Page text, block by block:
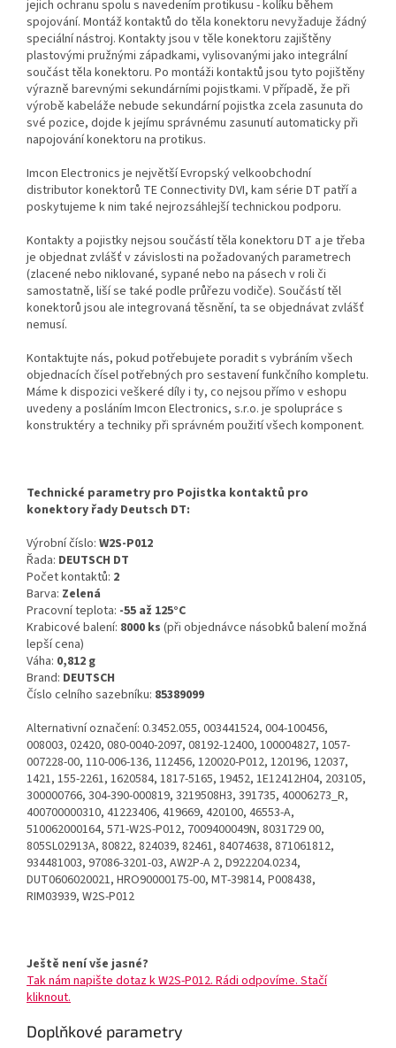
jejich ochranu spolu s navedením protikusu - kolíku během
spojování. Montáž kontaktů do těla konektoru nevyžaduje žádný
speciální nástroj. Kontakty jsou v těle konektoru zajištěny
plastovými pružnými západkami, vylisovanými jako integrální
součást těla konektoru. Po montáži kontaktů jsou tyto pojištěny
výrazně barevnými sekundárními pojistkami. V případě, že při
výrobě kabeláže nebude sekundární pojistka zcela zasunuta do
své pozice, dojde k jejímu správnému zasunutí automaticky při
napojování konektoru na protikus.
Imcon Electronics je největší Evropský velkoobchodní
distributor konektorů TE Connectivity DVI, kam série DT patří a
poskytujeme k nim také nejrozsáhlejší technickou podporu.
Kontakty a pojistky nejsou součástí těla konektoru DT a je třeba
je objednat zvlášť v závislosti na požadovaných parametrech
(zlacené nebo niklované, sypané nebo na pásech v roli či
samostatně, liší se také podle průřezu vodiče). Součástí těl
konektorů jsou ale integrovaná těsnění, ta se objednávat zvlášť
nemusí.
Kontaktujte nás, pokud potřebujete poradit s vybráním všech
objednacích čísel potřebných pro sestavení funkčního kompletu.
Máme k dispozici veškeré díly i ty, co nejsou přímo v eshopu
uvedeny a posláním Imcon Electronics, s.r.o. je spolupráce s
konstruktéry a techniky při správném použití všech komponent.
Technické parametry pro Pojistka kontaktů pro
konektory řady Deutsch DT:
Výrobní číslo: W2S-P012
Řada: DEUTSCH DT
Počet kontaktů: 2
Barva: Zelená
Pracovní teplota: -55 až 125°C
Krabicové balení: 8000 ks (při objednávce násobků balení možná
lepší cena)
Váha: 0,812 g
Brand: DEUTSCH
Číslo celního sazebníku: 85389099
Alternativní označení: 0.3452.055, 003441524, 004-100456,
008003, 02420, 080-0040-2097, 08192-12400, 100004827, 1057-
007228-00, 110-006-136, 112456, 120020-P012, 120196, 12037,
1421, 155-2261, 1620584, 1817-5165, 19452, 1E12412H04, 203105,
300000766, 304-390-000819, 3219508H3, 391735, 40006273_R,
400700000310, 41223406, 419669, 420100, 46553-A,
510062000164, 571-W2S-P012, 7009400049N, 8031729 00,
805SL02913A, 80822, 824039, 82461, 84074638, 871061812,
934481003, 97086-3201-03, AW2P-A 2, D922204.0234,
DUT0606020021, HRO90000175-00, MT-39814, P008438,
RIM03939, W2S-P012
Ještě není vše jasné?
Tak nám napište dotaz k W2S-P012. Rádi odpovíme. Stačí
kliknout.
Doplňkové parametry